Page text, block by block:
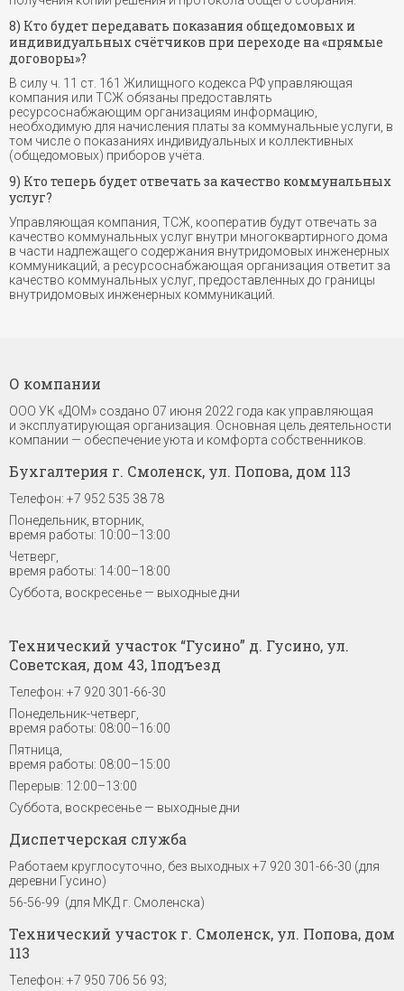
8) Кто будет передавать показания общедомовых и
индивидуальных счётчиков при переходе на «прямые
договоры»?
В силу ч. 11 ст. 161 Жилищного кодекса РФ управляющая
компания или ТСЖ обязаны предоставлять
ресурсоснабжающим организациям информацию,
необходимую для начисления платы за коммунальные услуги, в
том числе о показаниях индивидуальных и коллективных
(общедомовых) приборов учёта.
9) Кто теперь будет отвечать за качество коммунальных
услуг?
Управляющая компания, ТСЖ, кооператив будут отвечать за
качество коммунальных услуг внутри многоквартирного дома
в части надлежащего содержания внутридомовых инженерных
коммуникаций, а ресурсоснабжающая организация ответит за
качество коммунальных услуг, предоставленных до границы
внутридомовых инженерных коммуникаций.
О компании
ООО УК «ДОМ» создано 07 июня 2022 года как управляющая
и эксплуатирующая организация. Основная цель деятельности
компании — обеспечение уюта и комфорта собственников.
Бухгалтерия г. Смоленск, ул. Попова, дом 113
Телефон: +7 952 535 38 78
Понедельник, вторник,
время работы: 10:00–13:00
Четверг,
время работы: 14:00–18:00
Суббота, воскресенье — выходные дни
Технический участок “Гусино” д. Гусино, ул.
Советская, дом 43, 1подъезд
Телефон: +7 920 301-66-30
Понедельник-четверг,
время работы: 08:00–16:00
Пятница,
время работы: 08:00–15:00
Перерыв: 12:00–13:00
Суббота, воскресенье — выходные дни
Диспетчерская служба
Работаем круглосуточно, без выходных +7 920 301-66-30 (для
деревни Гусино)
56-56-99 (для МКД г. Смоленска)
Технический участок г. Смоленск, ул. Попова, дом
113
Телефон: +7 950 706 56 93;